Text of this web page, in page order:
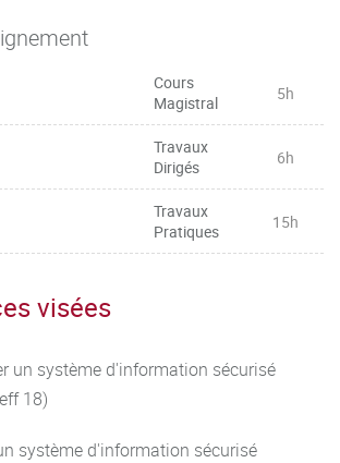
Cours
Magistral
5h
Travaux
Dirigés
6h
Travaux
Pratiques
15h
visées
système d'information sécurisé
18)
système d'information sécurisé